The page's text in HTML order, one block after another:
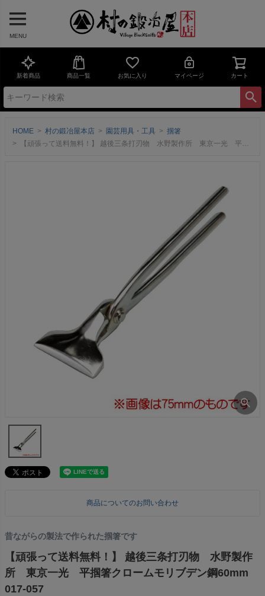
MENU
新着商品 商品一覧 お気に入り マイページ カート
HOME 村の鍛冶屋本店 園芸用具・工具
掴箸
【頑張って送料無料！】 越後三条打刃物 水野製作所 東京一光 平掴箸クロームモリブデン鋼60mm 017-057
商品についてのお問い合わせ
昔ながらの製法で作られた掴箸です
【頑張って送料無料！】 越後三条打刃物 水野製作
所 東京一光 平掴箸クロームモリブデン鋼60mm
017-057